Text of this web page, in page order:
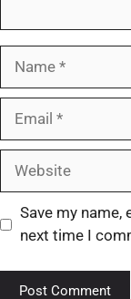
Save my
next time I